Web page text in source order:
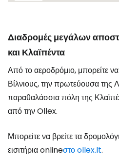
Διαδρομές μεγάλων
και Κλαϊπέντα
Από το αεροδρόμιο, μπορείτε
Βίλνιους, την πρωτεύουσα της
παραθαλάσσια πόλη της
από την Ollex.
Μπορείτε να βρείτε τα
εισιτήρια onlineστο ollex.lt.